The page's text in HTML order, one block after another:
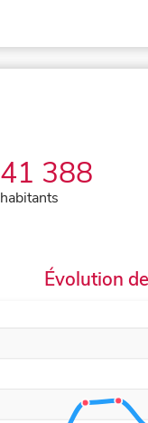
41 388
habitants
Évolution